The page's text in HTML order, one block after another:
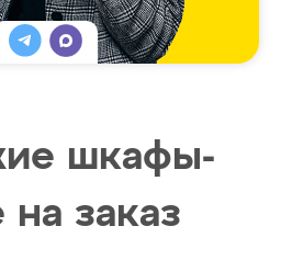
шкафы-
на заказ